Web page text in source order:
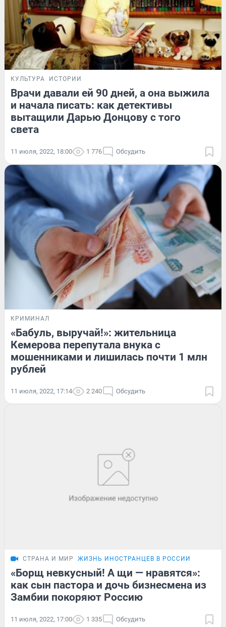
КУЛЬТУРА ИСТОРИИ
Врачи давали ей 90 дней, а она выжила
и начала писать: как детективы
вытащили Дарью Донцову с того
света
11 июля, 2022, 18:00 1 776 Обсудить
КРИМИНАЛ
«Бабуль, выручай!»: жительница
Кемерова перепутала внука с
мошенниками и лишилась почти 1 млн
рублей
11 июля, 2022, 17:14 2 240 Обсудить
СТРАНА И МИР ЖИЗНЬ ИНОСТРАНЦЕВ В РОССИИ
«Борщ невкусный! А щи — нравятся»:
как сын пастора и дочь бизнесмена из
Замбии покоряют Россию
11 июля, 2022, 17:00 1 335 Обсудить